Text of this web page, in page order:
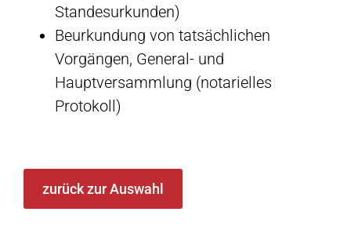
Standesurkunden)
Beurkundung von tatsächlichen
Vorgängen, General- und
Hauptversammlung (notarielles
Protokoll)
zurück zur Auswahl